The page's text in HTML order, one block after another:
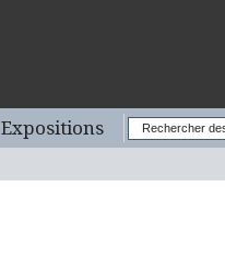
Expositions